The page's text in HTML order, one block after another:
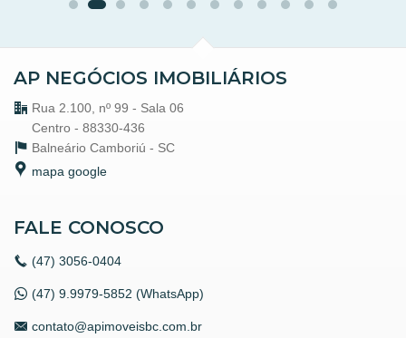
AP NEGÓCIOS IMOBILIÁRIOS
Rua 2.100, nº 99 - Sala 06
Centro - 88330-436
Balneário Camboriú - SC
mapa google
FALE CONOSCO
(47) 3056-0404
(47) 9.9979-5852 (WhatsApp)
contato@apimoveisbc.com.br